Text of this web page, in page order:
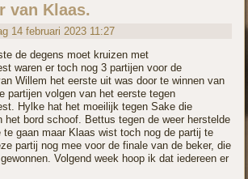
van Klaas.
14 februari 2023 11:27
de degens moet kruizen met
waren er toch nog 3 partijen voor de
Willem het eerste uit was door te winnen van
partijen volgen van het eerste tegen
Hylke hat het moeilijk tegen Sake die
het bord schoof. Bettus tegen de weer herstelde
te gaan maar Klaas wist toch nog de partij te
partij nog mee voor de finale van de beker, die
Volgend week hoop ik dat iedereen er